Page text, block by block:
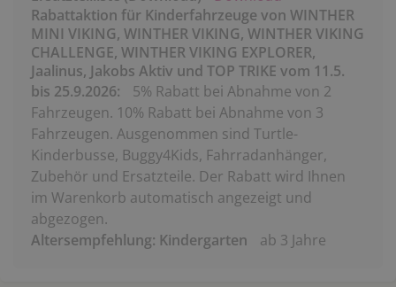
Rabattaktion für Kinderfahrzeuge von WINTHER
MINI VIKING, WINTHER VIKING, WINTHER VIKING
CHALLENGE, WINTHER VIKING EXPLORER,
Jaalinus, Jakobs Aktiv und TOP TRIKE vom 11.5.
bis 25.9.2026:
5% Rabatt bei Abnahme von 2
Fahrzeugen. 10% Rabatt bei Abnahme von 3
Fahrzeugen. Ausgenommen sind Turtle-
Kinderbusse, Buggy4Kids, Fahrradanhänger,
Zubehör und Ersatzteile. Der Rabatt wird Ihnen
im Warenkorb automatisch angezeigt und
abgezogen.
Altersempfehlung: Kindergarten
ab 3 Jahre